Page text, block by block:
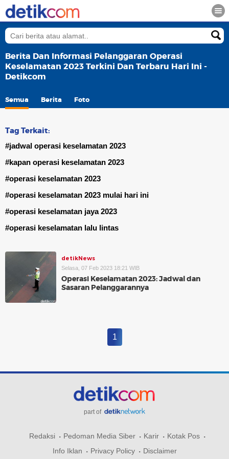
Berita Dan Informasi Pelanggaran Operasi
Keselamatan 2023 Terkini Dan Terbaru Hari Ini -
Detikcom
Semua Berita Foto
Tag Terkait:
#jadwal operasi keselamatan 2023
#kapan operasi keselamatan 2023
#operasi keselamatan 2023
#operasi keselamatan 2023 mulai hari ini
#operasi keselamatan jaya 2023
#operasi keselamatan lalu lintas
detikNews
Selasa, 07 Feb 2023 18:21 WIB
Operasi Keselamatan 2023: Jadwal dan
Sasaran Pelanggarannya
1
part of
Redaksi Pedoman Media Siber Karir
Kotak Pos
Info Iklan
Privacy Policy Disclaimer